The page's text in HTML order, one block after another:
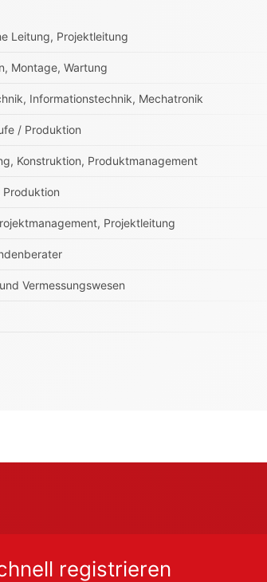
Leitung, Projektleitung
Montage, Wartung
Informationstechnik, Mechatronik
/ Produktion
Konstruktion, Produktmanagement
Projektleitung
Vermessungswesen
registrieren